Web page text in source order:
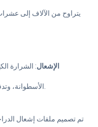
يتراوح من الآلاف إلى
الإشعال: الشرارة
تم تصميم ملفات إشعال